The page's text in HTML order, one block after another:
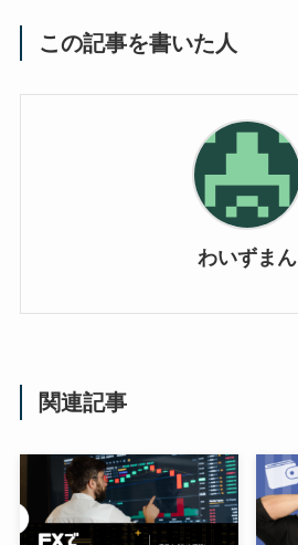
この記事を書いた人
わいずまん
関連記事